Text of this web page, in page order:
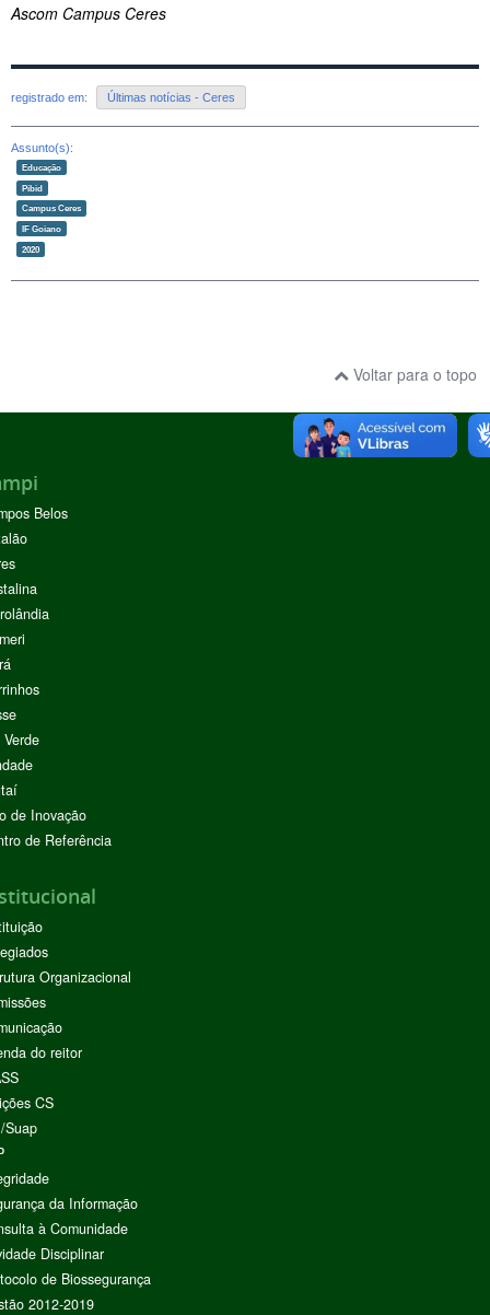
Ascom Campus Ceres
registrado em: Últimas notícias - Ceres
Assunto(s):
Educação
Pibid
Campus Ceres
IF Goiano
2020
Voltar para o topo
Belos
de Inovação
de Referência
Organizacional
do reitor
CS
Suap
da Informação
à Comunidade
Disciplinar
de Biossegurança
2012-2019